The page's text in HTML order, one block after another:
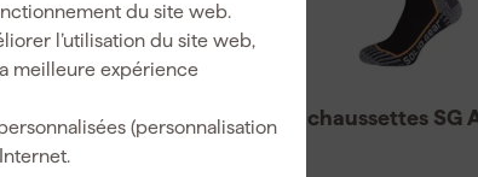
du site web.
l’utilisation du site web,
meilleure expérience
(personnalisation
paires de
Solid Gear chaussettes